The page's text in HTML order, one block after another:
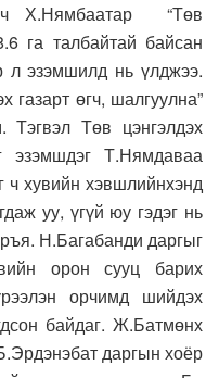
Х.Нямбаатар “Төв
га талбайтай байсан
л эзэмшилд нь үлджээ.
газарт өгч, шалгуулна”
Тэгвэл Төв цэнгэлдэх
эзэмшдэг Т.Нямдаваа
ч хувийн хэвшлийнхэнд
уу, үгүй юу гэдэг нь
Н.Багабанди даргыг
орон сууц барих
орчимд шийдэх
байдаг. Ж.Батмөнх
даргын хоёр